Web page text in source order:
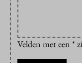
Velden met een *